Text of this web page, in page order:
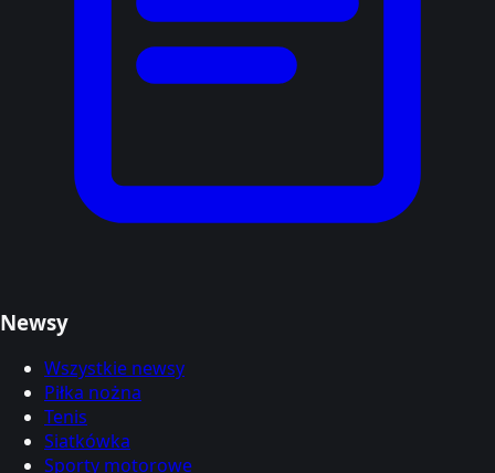
Newsy
Wszystkie newsy
Piłka nożna
Tenis
Siatkówka
Sporty motorowe